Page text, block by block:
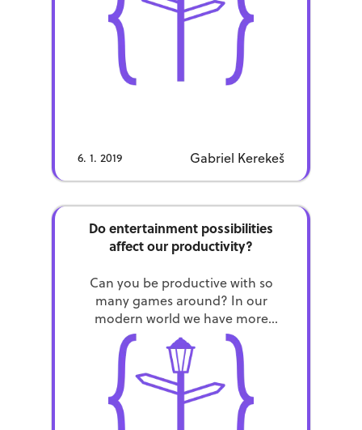
6. 1. 2019 Gabriel Kerekeš
Do entertainment possibilities
affect our productivity?
Can you be productive with so
many games around? In our
modern world we have more
options for entertainment. This
includes TV shows, Movies, Games,
Videos (YouTube) or VR. In […]